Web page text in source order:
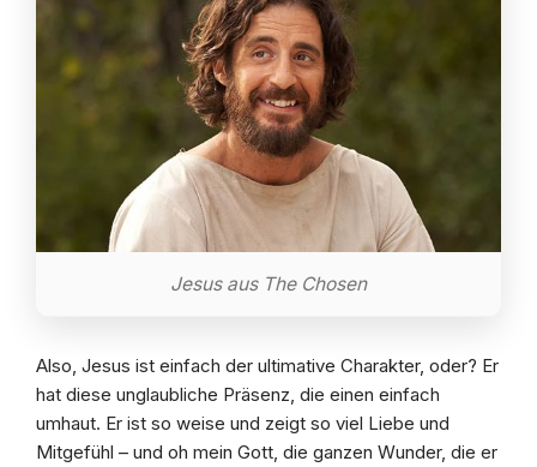
Jesus aus The Chosen
Also, Jesus ist einfach der ultimative Charakter, oder? Er
hat diese unglaubliche Präsenz, die einen einfach
umhaut. Er ist so weise und zeigt so viel Liebe und
Mitgefühl – und oh mein Gott, die ganzen Wunder, die er